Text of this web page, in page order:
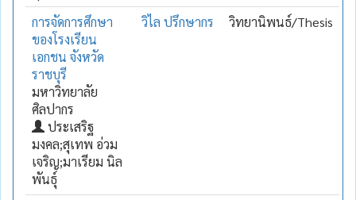
การจัดการศึกษา
ของโรงเรียน
เอกชน จังหวัด
ราชบุรี
มหาวิทยาลัย
ศิลปากร
ประเสริฐ
มงคล;สุเทพ อ่วม
เจริญ;มาเรียม นิล
พันธุ์
วิไล ปรึกษากร วิทยานิพนธ์/Thesis